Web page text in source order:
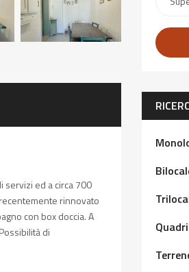
servizi ed a circa 700
rinnovato
con box doccia. A
di